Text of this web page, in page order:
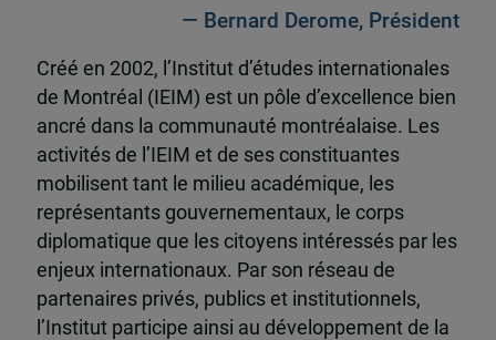
— Bernard Derome, Président
Créé en 2002, l’Institut d’études internationales
de Montréal (IEIM) est un pôle d’excellence bien
ancré dans la communauté montréalaise. Les
activités de l’IEIM et de ses constituantes
mobilisent tant le milieu académique, les
représentants gouvernementaux, le corps
diplomatique que les citoyens intéressés par les
enjeux internationaux. Par son réseau de
partenaires privés, publics et institutionnels,
l’Institut participe ainsi au développement de la